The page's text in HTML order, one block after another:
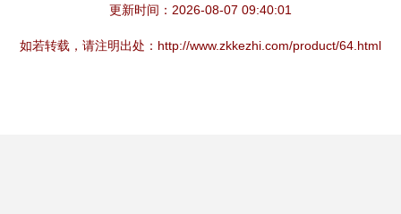
更新时间：2026-08-07 09:40:01
如若转载，请注明出处：http://www.zkkezhi.com/product/64.html